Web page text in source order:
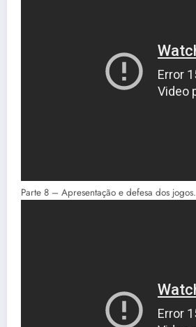
Parte 8 – Apresentação e defesa dos jogos.